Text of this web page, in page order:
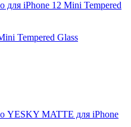
Tempered Glass